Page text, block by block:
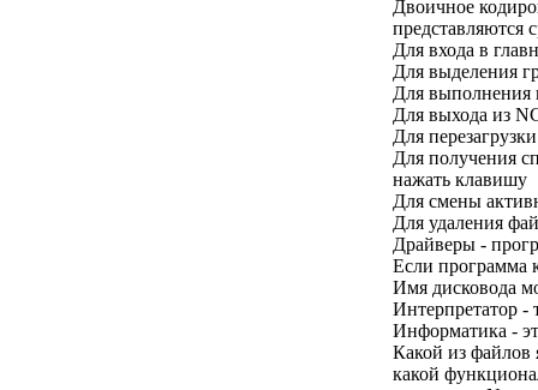
Двоичное
представляются
Для входа в
Для выделения
Для выполнения
Для выхода из
Для
Для получения
нажать клавишу
Для смены
Для удаления
Драйверы -
Если программа
Имя дисковода
Интерпретатор -
Информатика -
Какой из файлов
какой